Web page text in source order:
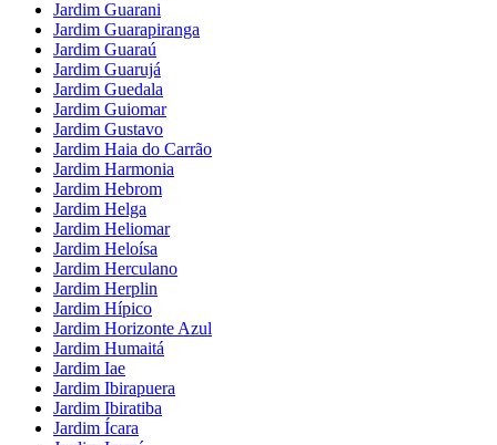
Jardim Guarani
Jardim Guarapiranga
Jardim Guaraú
Jardim Guarujá
Jardim Guedala
Jardim Guiomar
Jardim Gustavo
Jardim Haia do Carrão
Jardim Harmonia
Jardim Hebrom
Jardim Helga
Jardim Heliomar
Jardim Heloísa
Jardim Herculano
Jardim Herplin
Jardim Hípico
Jardim Horizonte Azul
Jardim Humaitá
Jardim Iae
Jardim Ibirapuera
Jardim Ibiratiba
Jardim Ícara